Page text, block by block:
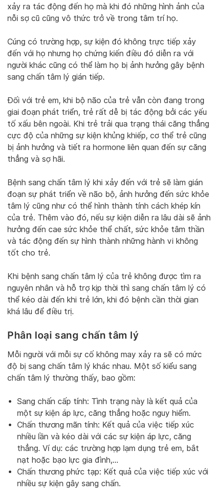
xảy ra tác động đến họ mà khi đó những hình ảnh của
nỗi sợ cũ cũng vô thức trở về trong tâm trí họ.
Cúng có trường hợp, sự kiện đó không trực tiếp xảy
đến với họ nhưng họ chứng kiến điều đó diễn ra với
người khác cũng có thể làm họ bị ảnh hưởng gây bệnh
sang chấn tâm lý gián tiếp.
Đối với trẻ em, khi bộ não của trẻ vẫn còn đang trong
giai đoạn phát triển, trẻ rất dễ bị tác động bởi các yếu
tố xấu bên ngoài. Khi trẻ trải qua trạng thái căng thẳng
cực độ của những sự kiện khủng khiếp, cơ thể trẻ cũng
bị ảnh hưởng và tiết ra hormone liên quan đến sự căng
thẳng và sợ hãi.
Bệnh sang chấn tâm lý khi xảy đến với trẻ sẽ làm gián
đoạn sự phát triển về não bộ, ảnh hưởng đến sức khỏe
tâm lý cũng như có thể hình thành tính cách khép kín
của trẻ. Thêm vào đó, nếu sự kiện diễn ra lâu dài sẽ ảnh
hưởng đến cae sức khỏe thể chất, sức khỏe tâm thần
và tác động đến sự hình thành những hành vi không
tốt cho trẻ.
Khi bệnh sang chấn tâm lý của trẻ không được tìm ra
nguyên nhân và hỗ trợ kịp thời thì sang chấn tâm lý có
thể kéo dài đến khi trẻ lớn, khi đó bệnh cần thời gian
khá lâu để điều trị.
Phân loại sang chấn tâm lý
Mỗi người với mỗi sự cố không may xảy ra sẽ có mức
độ bị sang chấn tâm lý khác nhau. Một số kiểu sang
chấn tâm lý thường thấy, bao gồm:
Sang chấn cấp tính: Tình trạng này là kết quả của
một sự kiện áp lực, căng thẳng hoặc nguy hiểm.
Chấn thương mãn tính: Kết quả của việc tiếp xúc
nhiều lần và kéo dài với các sự kiện áp lực, căng
thẳng. Ví dụ: các trường hợp lạm dụng trẻ em, bắt
nạt hoặc bạo lực gia đình,…
Chấn thương phức tạp: Kết quả của việc tiếp xúc với
nhiều sự kiện gây sang chấn.